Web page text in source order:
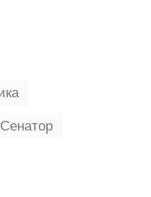
Сенатор